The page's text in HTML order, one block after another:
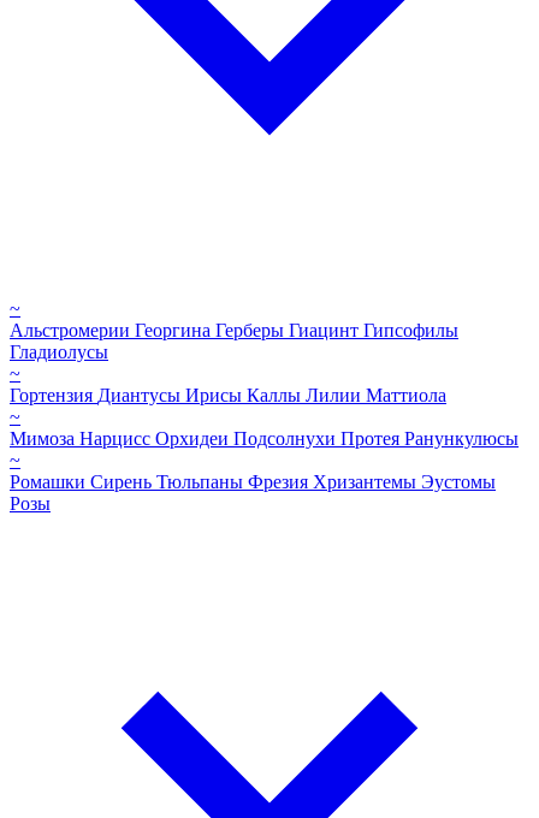
~
Альстромерии Георгина Герберы Гиацинт Гипсофилы
Гладиолусы
~
Гортензия Диантусы Ирисы Каллы Лилии Маттиола
~
Мимоза Нарцисс Орхидеи Подсолнухи Протея Ранункулюсы
~
Ромашки Сирень Тюльпаны Фрезия Хризантемы Эустомы
Розы